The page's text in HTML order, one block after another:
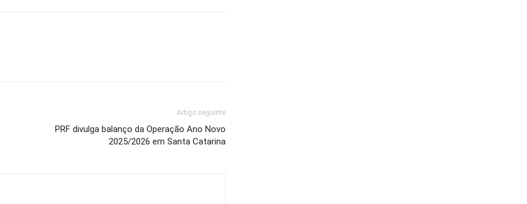
Artigo seguinte
PRF divulga balanço da Operação Ano Novo
2025/2026 em Santa Catarina